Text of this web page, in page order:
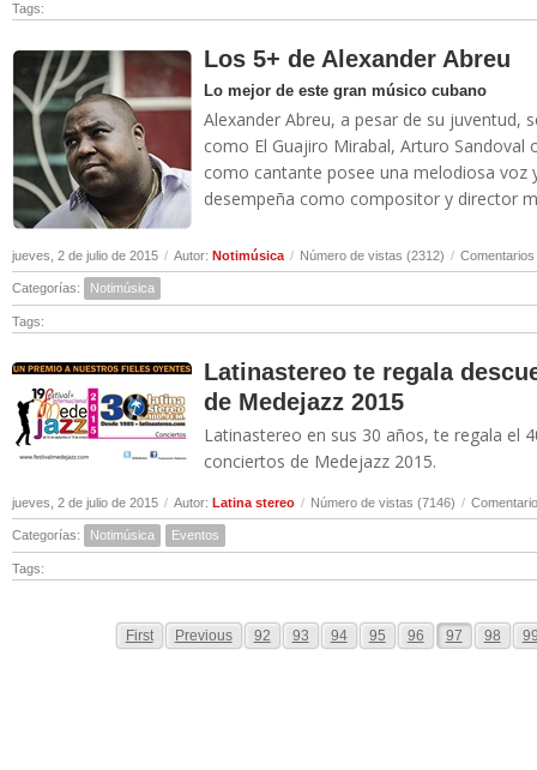
Tags:
Los 5+ de Alexander Abreu
Lo mejor de este gran músico cubano
Alexander Abreu, a pesar de su juventud,
como El Guajiro Mirabal, Arturo Sandoval
como cantante posee una melodiosa
desempeña como compositor y director
jueves, 2 de julio de 2015 / Autor: Notimúsica / Número de vistas (2312) /
Categorías: Notimúsica
Tags:
Latinastereo te regala
de Medejazz 2015
Latinastereo en sus 30 años, te regala el
conciertos de Medejazz 2015.
jueves, 2 de julio de 2015 / Autor: Latina stereo / Número de vistas (7146) /
Categorías: Notimúsica Eventos
Tags:
First Previous 92 93 94 95 96 97 98